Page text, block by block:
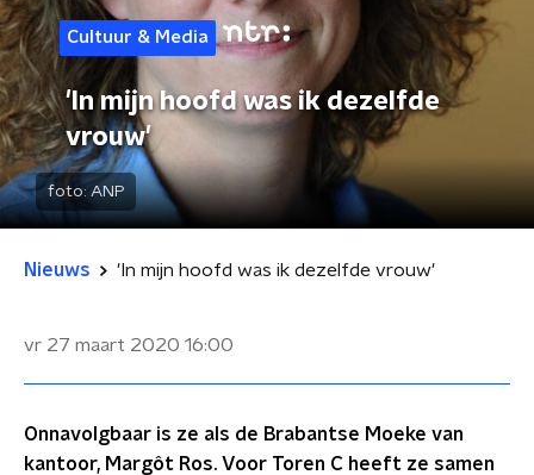
Cultuur & Media
'In mijn hoofd was ik dezelfde
vrouw'
foto: ANP
Nieuws 'In mijn hoofd was ik dezelfde vrouw'
vr 27 maart 2020 16:00
Onnavolgbaar is ze als de Brabantse Moeke van
kantoor, Margôt Ros. Voor Toren C heeft ze samen